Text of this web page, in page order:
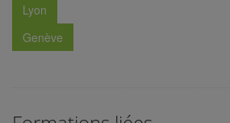
Lyon
Genève